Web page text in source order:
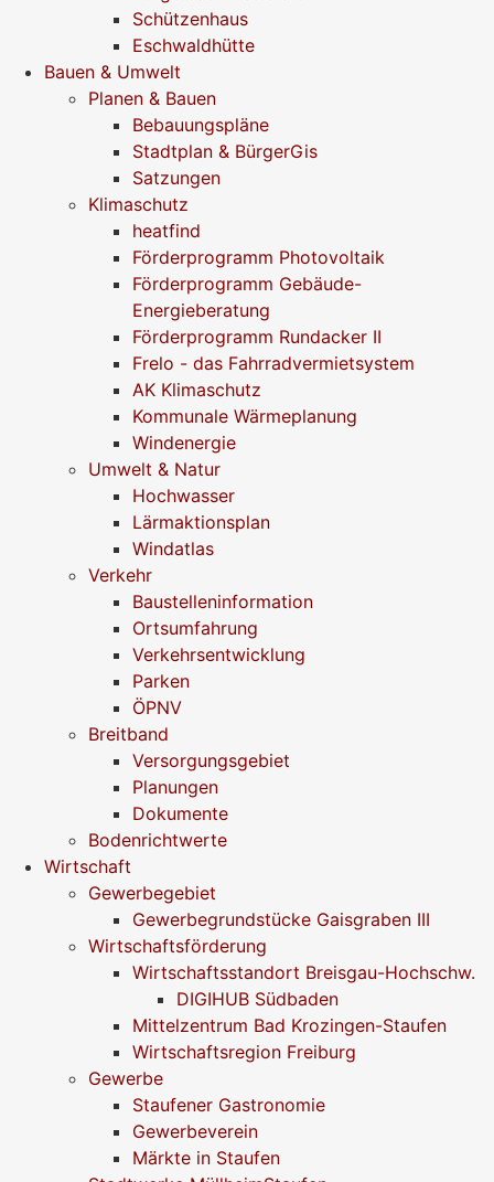
Schützenhaus
Eschwaldhütte
Bauen & Umwelt
Planen & Bauen
Bebauungspläne
Stadtplan & BürgerGis
Satzungen
Klimaschutz
heatfind
Förderprogramm Photovoltaik
Förderprogramm Gebäude-
Energieberatung
Förderprogramm Rundacker II
Frelo - das Fahrradvermietsystem
AK Klimaschutz
Kommunale Wärmeplanung
Windenergie
Umwelt & Natur
Hochwasser
Lärmaktionsplan
Windatlas
Verkehr
Baustelleninformation
Ortsumfahrung
Verkehrsentwicklung
Parken
ÖPNV
Breitband
Versorgungsgebiet
Planungen
Dokumente
Bodenrichtwerte
Wirtschaft
Gewerbegebiet
Gewerbegrundstücke Gaisgraben III
Wirtschaftsförderung
Wirtschaftsstandort Breisgau-Hochschw.
DIGIHUB Südbaden
Mittelzentrum Bad Krozingen-Staufen
Wirtschaftsregion Freiburg
Gewerbe
Staufener Gastronomie
Gewerbeverein
Märkte in Staufen